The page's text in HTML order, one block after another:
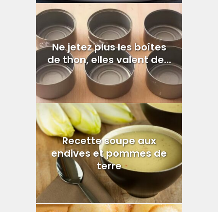
Ne jetez plus les boîtes
de thon, elles valent de...
Recette soupe aux
endives et pommes de
terre